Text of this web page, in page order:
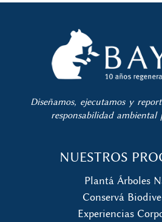
Diseñamos, ejecutamos y
responsabilidad ambiental
NUESTROS
Plantá Árboles
Conservá
Experiencias